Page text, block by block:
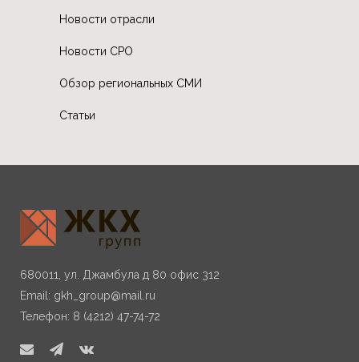
Новости отрасли
Новости СРО
Обзор региональных СМИ
Статьи
680011, ул. Джамбула д 80 офис 312
Email: gkh_group@mail.ru
Телефон: 8 (4212) 47-74-72